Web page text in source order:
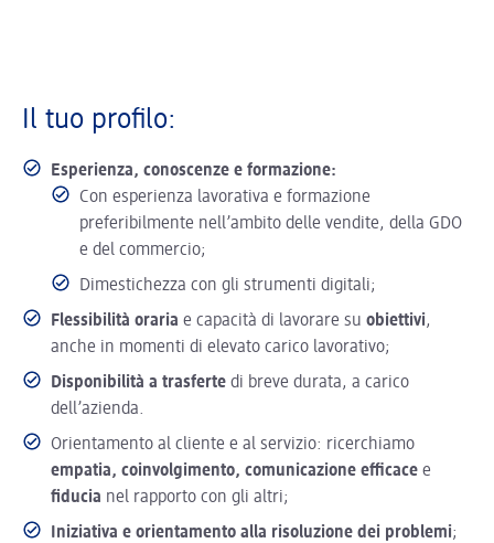
Il tuo profilo:
Esperienza, conoscenze e formazione:
Con esperienza lavorativa e formazione
preferibilmente nell’ambito delle vendite, della GDO
e del commercio;
Dimestichezza con gli strumenti digitali;
Flessibilità oraria e capacità di lavorare su obiettivi,
anche in momenti di elevato carico lavorativo;
Disponibilità a trasferte di breve durata, a carico
dell’azienda.
Orientamento al cliente e al servizio: ricerchiamo
empatia, coinvolgimento, comunicazione efficace e
fiducia nel rapporto con gli altri;
Iniziativa e orientamento alla risoluzione dei problemi;